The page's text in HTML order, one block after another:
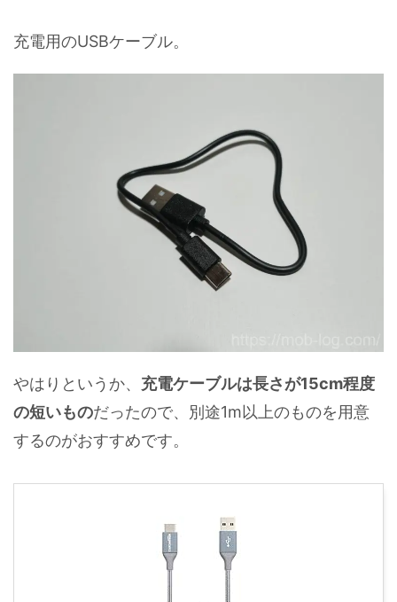
充電用のUSBケーブル。
やはりというか、 充電ケーブルは長さが15cm程度
の短いものだったので、別途1m以上のものを用意
するのがおすすめです。